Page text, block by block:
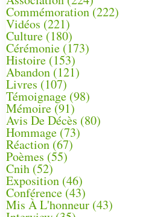
Commémoration(222)
Vidéos (221)
Culture(180)
Cérémonie (173)
Histoire (153)
Abandon(121)
Livres (107)
Témoignage (98)
Mémoire (91)
Avis De Décès (80)
Hommage (73)
Réaction(67)
Poèmes (55)
Cnih (52)
Exposition (46)
Conférence(43)
Mis À L'honneur (43)